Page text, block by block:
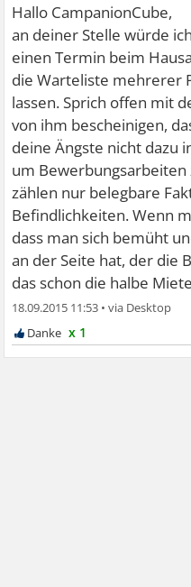
Hallo CampanionCube,
an deiner Stelle würde
einen Termin beim
die Warteliste mehrerer
lassen. Sprich offen mit
von ihm bescheinigen,
deine Ängste nicht dazu
um
zählen nur belegbare
Befindlichkeiten. Wenn
dass man sich bemüht
an der Seite hat, der die
das schon die halbe
18.09.2015 11:53 •
x 1